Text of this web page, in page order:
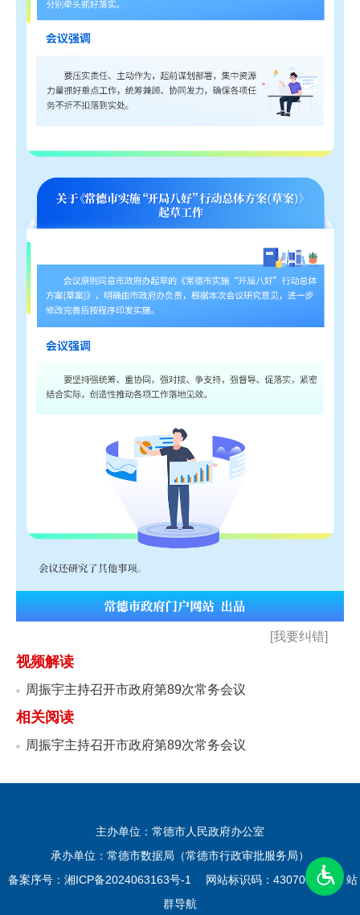
[我要纠错]
视频解读
周振宇主持召开市政府第89次常务会议
相关阅读
周振宇主持召开市政府第89次常务会议
主办单位：常德市人民政府办公室
承办单位：常德市数据局（常德市行政审批服务局）
备案序号： 湘ICP备2024063163号-1 网站标识码：4307000025
站
群导航